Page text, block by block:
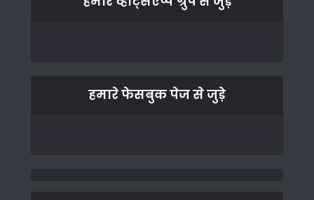
हमारे फेसबुक पेज से जुड़े